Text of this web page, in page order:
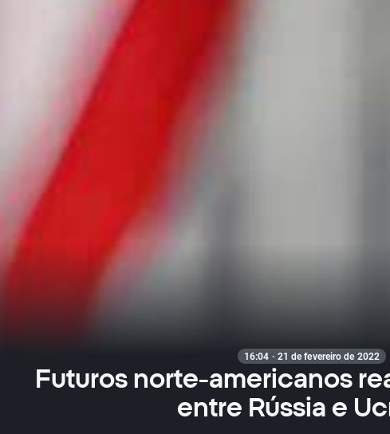
16:04 · 21 de fevereiro de 2022
Futuros norte-americanos
entre Rússia e